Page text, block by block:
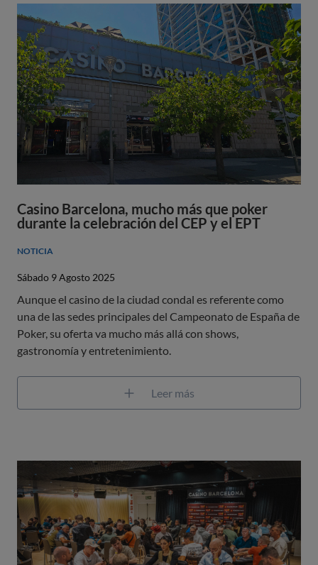
Casino Barcelona, mucho más que poker
durante la celebración del CEP y el EPT
NOTICIA
Sábado 9 Agosto 2025
Aunque el casino de la ciudad condal es referente como
una de las sedes principales del Campeonato de España de
Poker, su oferta va mucho más allá con shows,
gastronomía y entretenimiento.
Leer más